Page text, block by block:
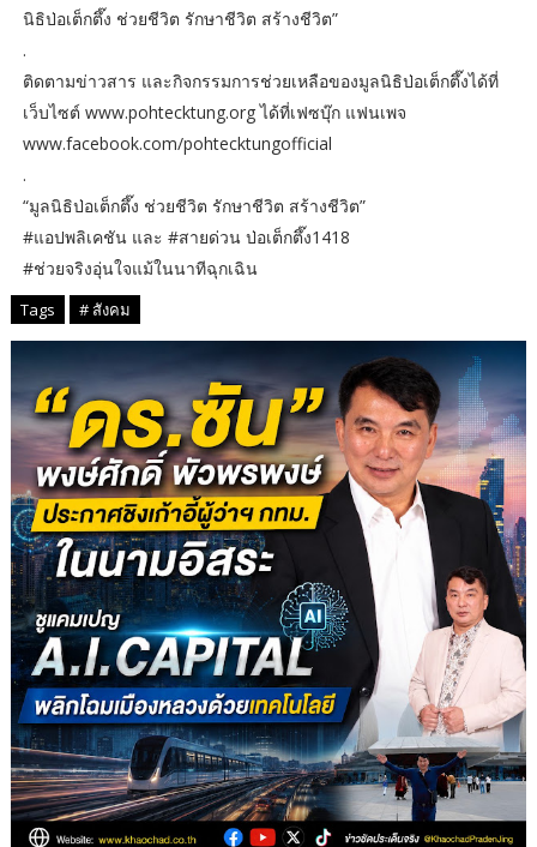
นิธิป่อเต็กตึ๊ง ช่วยชีวิต รักษาชีวิต สร้างชีวิต”
.
ติดตามข่าวสาร และกิจกรรมการช่วยเหลือของมูลนิธิป่อเต็กตึ๊งได้ที่
เว็บไซต์ www.pohtecktung.org ได้ที่เฟซบุ๊ก แฟนเพจ
www.facebook.com/pohtecktungofficial
.
“มูลนิธิป่อเต็กตึ๊ง ช่วยชีวิต รักษาชีวิต สร้างชีวิต”
#แอปพลิเคชัน และ #สายด่วน ป่อเต็กตึ๊ง1418
#ช่วยจริงอุ่นใจแม้ในนาทีฉุกเฉิน
Tags # สังคม